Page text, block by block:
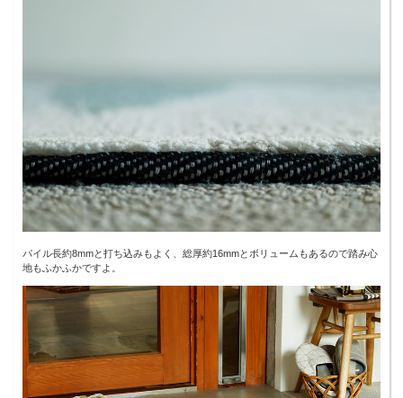
パイル長約8mmと打ち込みもよく、総厚約16mmとボリュームもあるので踏み心
地もふかふかですよ。